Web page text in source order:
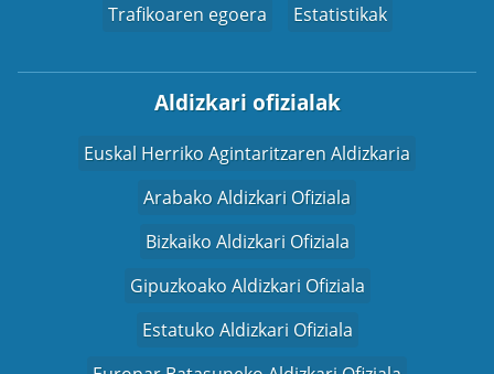
Trafikoaren egoera
Estatistikak
Aldizkari ofizialak
Euskal Herriko Agintaritzaren Aldizkaria
Arabako Aldizkari Ofiziala
Bizkaiko Aldizkari Ofiziala
Gipuzkoako Aldizkari Ofiziala
Estatuko Aldizkari Ofiziala